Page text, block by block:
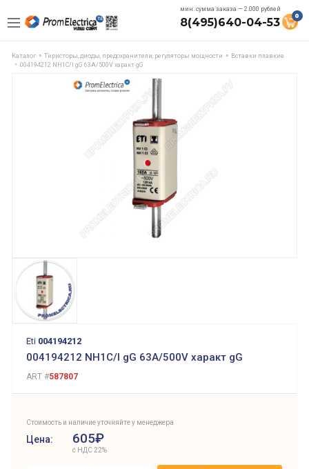
мин. сумма заказа — 2.000 рублей
8(495)640-04-53 0
Каталог Тиристоры, диоды, предохранители, регуляторы мощности
Вставки плавкие
004194212 NH1C/I gG 63A/500V характ gG
Eti 004194212
004194212 NH1C/I gG 63A/500V характ gG
ART #587807
Стоимость и наличие уточняйте у менеджера
Цена: 605₽
с НДС 22%